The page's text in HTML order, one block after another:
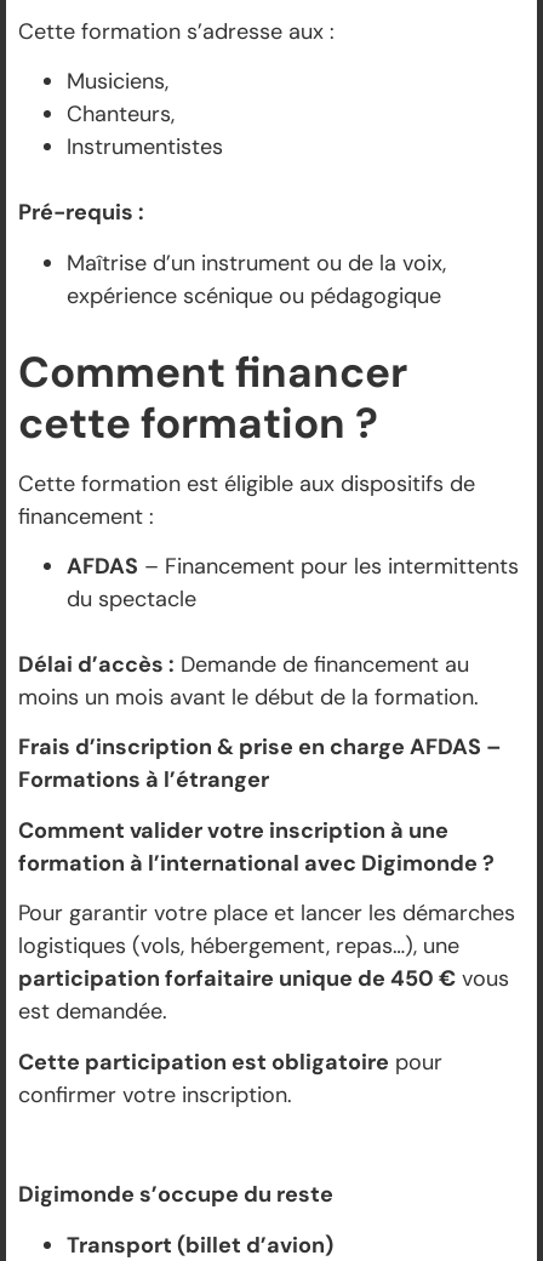
Cette formation s’adresse aux :
Musiciens,
Chanteurs,
Instrumentistes
Pré-requis :
Maîtrise d’un instrument ou de la voix,
expérience scénique ou pédagogique
Comment financer
cette formation ?
Cette formation est éligible aux dispositifs de
financement :
AFDAS – Financement pour les intermittents
du spectacle
Délai d’accès : Demande de financement au
moins un mois avant le début de la formation.
Frais d’inscription & prise en charge AFDAS –
Formations à l’étranger
Comment valider votre inscription à une
formation à l’international avec Digimonde ?
Pour garantir votre place et lancer les démarches
logistiques (vols, hébergement, repas…), une
participation forfaitaire unique de 450 € vous
est demandée.
Cette participation est obligatoire pour
confirmer votre inscription.
Digimonde s’occupe du reste
Transport (billet d’avion)